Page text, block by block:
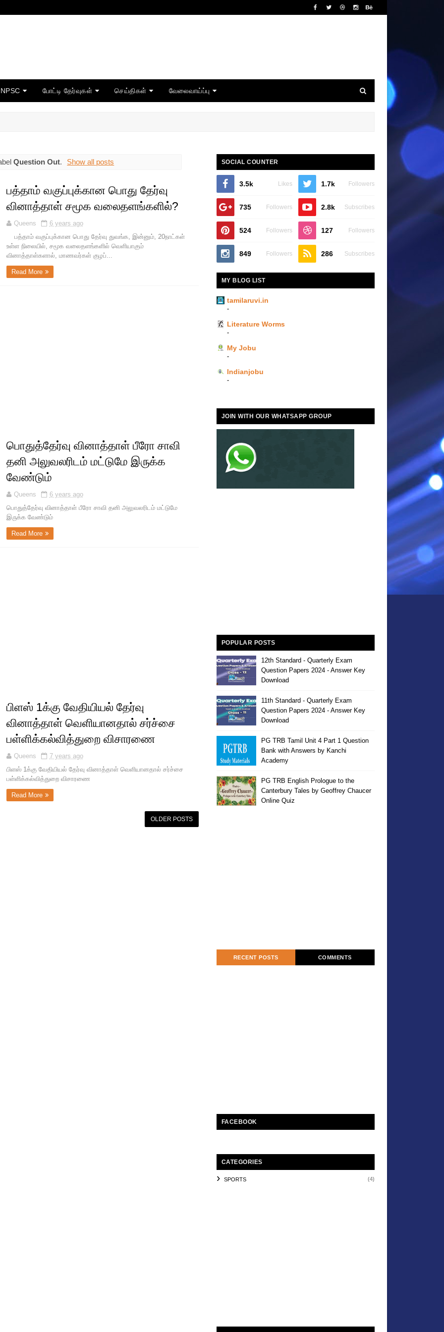
போட்டி தேர்வுகள் செய்திகள் வேலைவாய்ப்பு
Question Out. Show all posts
பத்தாம் வகுப்புக்கான பொது தேர்வு
வினாத்தாள் சமூக வலைதளங்களில்?
Queens
6 years ago
பத்தாம் வகுப்புக்கான பொது தேர்வு துவங்க, இன்னும், 20நாட்கள்
உள்ள நிலையில், சமூக வலைதளங்களில் வெளியாகும்
வினாத்தாள்களால், மாணவர்கள் குழப்...
Read More
பொதுத்தேர்வு வினாத்தாள் பீரோ சாவி
தனி அலுவலரிடம் மட்டுமே இருக்க
வேண்டும்
Queens
6 years ago
பொதுத்தேர்வு வினாத்தாள் பீரோ சாவி தனி அலுவலரிடம் மட்டுமே
இருக்க வேண்டும்
Read More
பிளஸ் 1க்கு வேதியியல் தேர்வு
வினாத்தாள் வெளியானதால் சர்ச்சை
பள்ளிக்கல்வித்துறை விசாரணை
Queens
7 years ago
பிளஸ் 1க்கு வேதியியல் தேர்வு வினாத்தாள் வெளியானதால் சர்ச்சை
பள்ளிக்கல்வித்துறை விசாரணை
Read More
OLDER POSTS
SOCIAL COUNTER
3.5k Likes 1.7k Followers
735 Followers 2.8k Subscribes
524 Followers 127 Followers
849 Followers 286 Subscribes
MY BLOG LIST
tamilaruvi.in
-
Literature Worms
-
My Jobu
-
Indianjobu
-
JOIN WITH OUR WHATSAPP GROUP
POPULAR POSTS
12th Standard - Quarterly Exam
Question Papers 2024 - Answer Key
Download
11th Standard - Quarterly Exam
Question Papers 2024 - Answer Key
Download
PG TRB Tamil Unit 4 Part 1 Question
Bank with Answers by Kanchi
Academy
PG TRB English Prologue to the
Canterbury Tales by Geoffrey Chaucer
Online Quiz
RECENT POSTS COMMENTS
FACEBOOK
CATEGORIES
SPORTS (4)